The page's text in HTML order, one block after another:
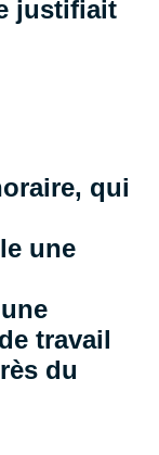
justifiait
qui
une
travail
du